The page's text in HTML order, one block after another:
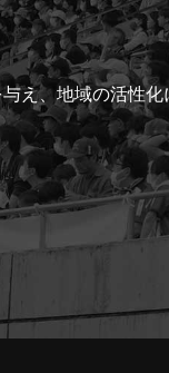
え、地域の活性